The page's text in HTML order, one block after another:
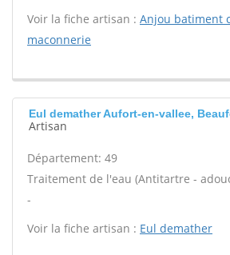
Voir la fiche artisan : Anjou batiment
maconnerie
Eul demather Aufort-en-vallee,
Artisan
Département: 49
Traitement de l'eau (Antitartre -
-
Voir la fiche artisan : Eul demather